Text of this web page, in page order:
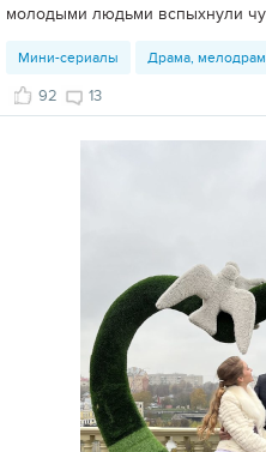
молодыми людьми вспыхнули
Мини-сериалы Драма,
92 13